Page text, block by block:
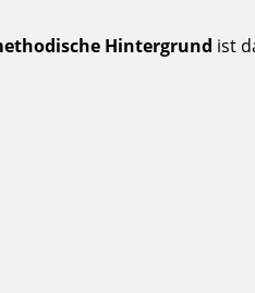
Hintergrund ist